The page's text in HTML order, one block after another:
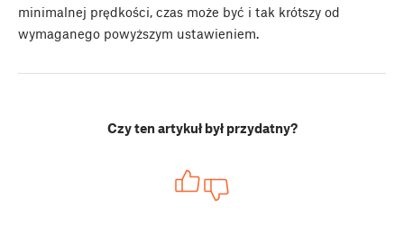
minimalnej prędkości, czas może być i tak krótszy od
wymaganego powyższym ustawieniem.
Czy ten artykuł był przydatny?